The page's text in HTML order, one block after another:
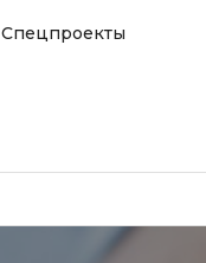
Спецпроекты